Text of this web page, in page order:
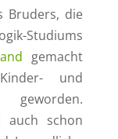
Bruders, die
Studiums
gemacht
und
geworden.
auch schon